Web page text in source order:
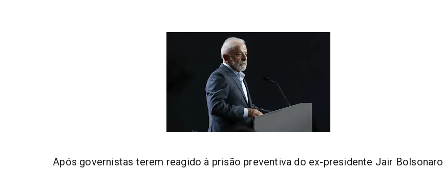
Após governistas terem reagido à prisão preventiva do ex-presidente Jair Bolsonaro